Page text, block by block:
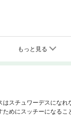
もっと見る
はスチュワーデスになれ
ためにスッチーになる